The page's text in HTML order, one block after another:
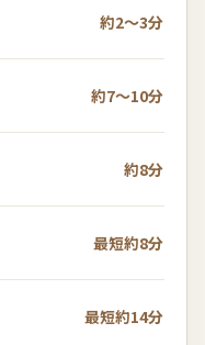
約2～3分
約7～10分
約8分
最短約8分
最短約14分